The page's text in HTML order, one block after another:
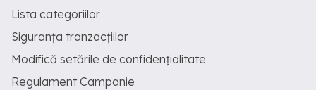
Lista categoriilor
Siguranța tranzacțiilor
Modifică setările de confidențialitate
Regulament Campanie